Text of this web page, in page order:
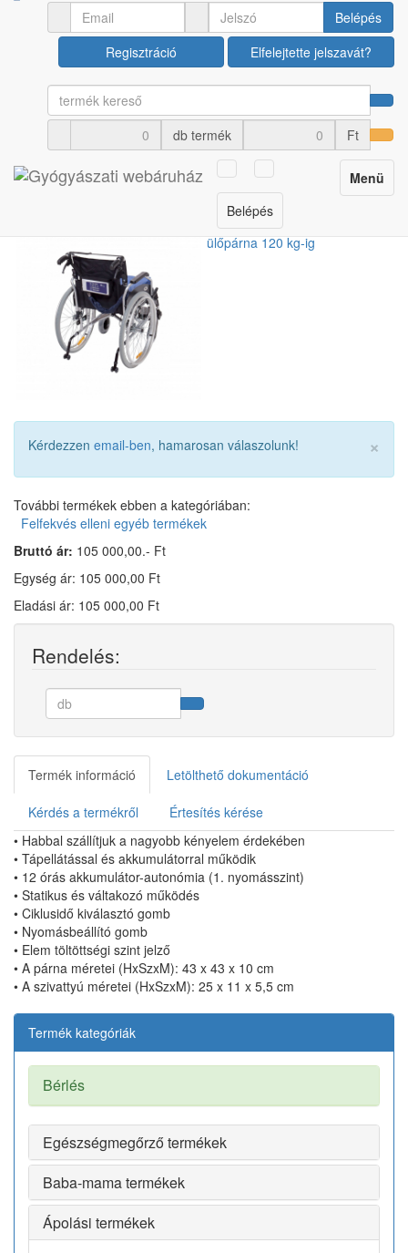
Belépés
Regisztráció
Elfelejtette jelszavát?
db termék Ft
Toggle
navigation
Menü
Belépés
Ápolási termékek Felfekvés elleni egyéb termékek
Elektromos antudecubitus
ülőpárna 120 kg-ig
Cikkszám: U00033720
×
Kérdezzen email-ben, hamarosan válaszolunk!
További termékek ebben a kategóriában:
Felfekvés elleni egyéb termékek
Bruttó ár: 105 000,00.- Ft
Egység ár: 105 000,00 Ft
Eladási ár: 105 000,00 Ft
Rendelés:
Termék információ Letölthető dokumentáció
Kérdés a termékről
Értesítés kérése
• Habbal szállítjuk a nagyobb kényelem érdekében
• Tápellátással és akkumulátorral működik
• 12 órás akkumulátor-autonómia (1. nyomásszint)
• Statikus és váltakozó működés
• Ciklusidő kiválasztó gomb
• Nyomásbeállító gomb
• Elem töltöttségi szint jelző
• A párna méretei (HxSzxM): 43 x 43 x 10 cm
• A szivattyú méretei (HxSzxM): 25 x 11 x 5,5 cm
Termék kategóriák
Bérlés
Egészségmegőrző termékek
Baba-mama termékek
Ápolási termékek